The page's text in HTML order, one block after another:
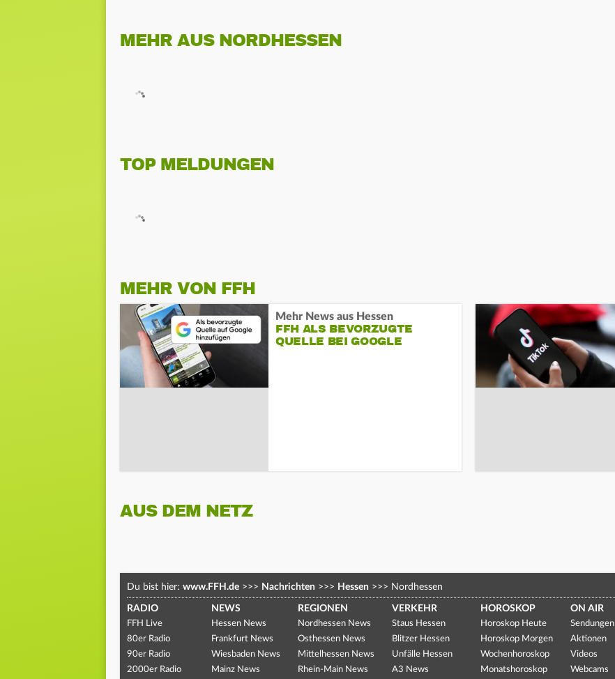
MEHR AUS NORDHESSEN
TOP MELDUNGEN
MEHR VON FFH
Mehr News aus Hessen
FFH ALS BEVORZUGTE
QUELLE BEI GOOGLE
AUS DEM NETZ
Du bist hier: www.FFH.de >>> Nachrichten >>> Hessen >>> Nordhessen
RADIO
FFH Live
80er Radio
90er Radio
2000er Radio
NEWS
Hessen News
Frankfurt News
Wiesbaden News
Mainz News
REGIONEN
Nordhessen News
Osthessen News
Mittelhessen News
Rhein-Main News
VERKEHR
Staus Hessen
Blitzer Hessen
Unfälle Hessen
A3 News
HOROSKOP
Horoskop Heute
Horoskop Morgen
Wochenhoroskop
Monatshoroskop
ON AIR
Sendungen
Aktionen
Videos
Webcams